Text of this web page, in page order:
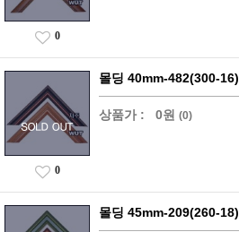
0
몰딩 40mm-482(300-16)
상품가 : 0원 (0)
0
몰딩 45mm-209(260-18)